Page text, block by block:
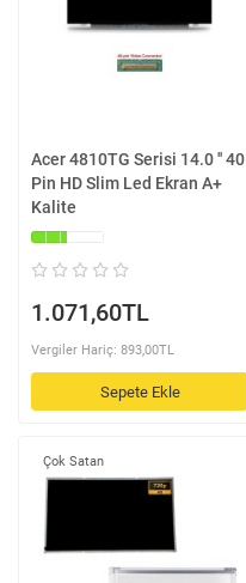
Acer 4810TG Serisi 14.0 '' 40
Pin HD Slim Led Ekran A+
Kalite
1.071,60TL
Vergiler Hariç: 893,00TL
Sepete Ekle
Çok Satan